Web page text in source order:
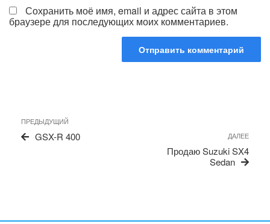
Сохранить моё имя, email и адрес сайта в этом
браузере для последующих моих комментариев.
по
записям
Предыдущая
запись
ПРЕДЫДУЩИЙ
GSX-R 400 ДАЛЕЕ
Продаю Suzuki SX4
Sedan